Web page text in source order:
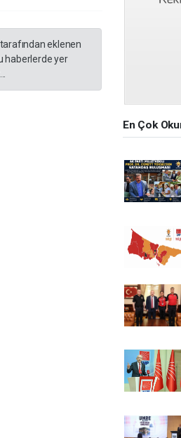
eklenen
haberlerde yer
En Çok